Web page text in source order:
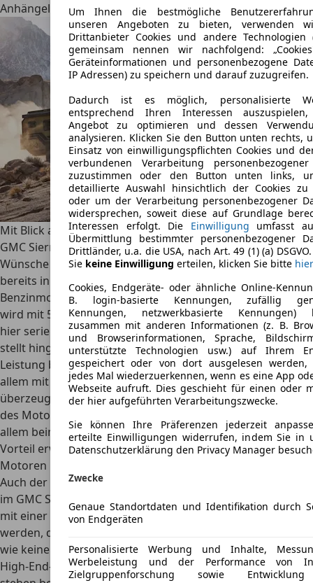
Anhängelast
in Anspruch nehmen.
Mit Blick auf die verfügbaren Motorisierungen dürfte der
GMC Sierra auch bei hohen Ansprüchen so gut wie keine
Wünsche offenlassen. Immerhin nutzt das Fahrzeug
bereits in der Basiskonfiguration einen 2,7 Liter großen
Benzinmotor mit bis zu 310 PS Leistung, das Drehmoment
wird mit 583 Nm angegeben. Ein Automatikgetriebe ist
hier serienmäßig verbaut. Die leistungsstärkste Variante
stellt hingegen ein V8-Benzinmotor dar, hier liegt die
Leistung bei 420 PS. Der einzige Dieselmotor kann vor
allem mit einem hohen Drehmoment von 623 Nm
überzeugen, welches schon früh bei 1.500 Umdrehungen
des Motors abgerufen werden kann. Dies dürfte sich vor
allem beim Ziehen großer und schwerer Anhänger als
Vorteil erweisen. Natürlich verfügen die stärkeren
Motoren bereits ab Werk über einen Allradantrieb.
Auch der Luxus und der Fahrkomfort kommen auf Wunsch
im GMC Sierra nicht zu kurz. Das Fahrzeug kann bei Bedarf
mit einer besonders umfassenden Ausstattung geordert
werden, die auch bei hohen Ansprüchen sicherlich so gut
wie keine Wünsche offenlässt. Bequeme Ledersitze, ein
High-End-Soundsystem oder auch eine Klimaautomatik
Um Ihnen die bestmögliche
unseren Angeboten zu bieten, verwenden
Drittanbieter Cookies und andere Technologien
gemeinsam nennen wir nachfolgend:
Geräteinformationen und personenbezogene
IP Adressen) zu speichern und darauf zuzugreifen.
Dadurch ist es möglich, personalisierte
entsprechend Ihren Interessen
Angebot zu optimieren und dessen
analysieren. Klicken Sie den Button unten rechts,
Einsatz von einwilligungspflichten Cookies und
verbundenen Verarbeitung
zuzustimmen oder den Button unten links,
detaillierte Auswahl hinsichtlich der Cookies
oder um der Verarbeitung personenbezogener
widersprechen, soweit diese auf Grundlage
Interessen erfolgt. Die Einwilligung umfasst
Übermittlung bestimmter personenbezogener
Drittländer, u.a. die USA, nach Art. 49 (1) (a)
Sie keine Einwilligung erteilen, klicken Sie bitte hier
Cookies, Endgeräte- oder ähnliche Online-
B. login-basierte Kennungen, zufällig
Kennungen, netzwerkbasierte Kennungen)
zusammen mit anderen Informationen (z. B.
und Browserinformationen, Sprache,
unterstützte Technologien usw.) auf Ihrem
gespeichert oder von dort ausgelesen
jedes Mal wiederzuerkennen, wenn es eine App
Webseite aufruft. Dies geschieht für einen oder
der hier aufgeführten Verarbeitungszwecke.
Sie können Ihre Präferenzen jederzeit
erteilte Einwilligungen widerrufen, indem Sie in
Datenschutzerklärung den Privacy Manager
Zwecke
Genaue Standortdaten und Identifikation durch
von Endgeräten
Personalisierte Werbung und Inhalte,
Werbeleistung und der Performance von
Zielgruppenforschung sowie